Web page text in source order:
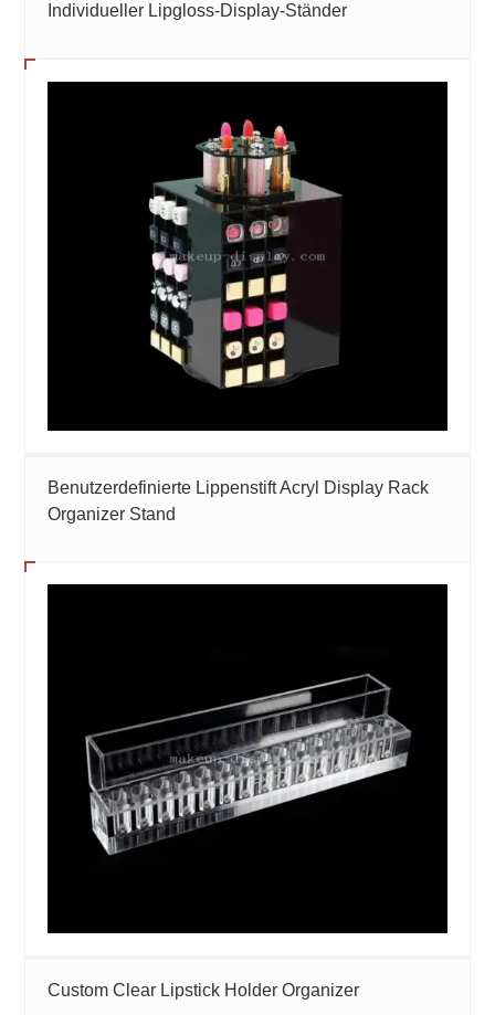
Individueller Lipgloss-Display-Ständer
Benutzerdefinierte Lippenstift Acryl Display Rack
Organizer Stand
Custom Clear Lipstick Holder Organizer